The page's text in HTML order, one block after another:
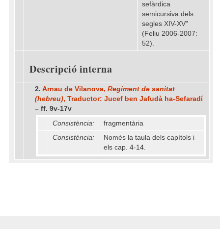
sefàrdica
semicursiva dels
segles XIV-XV"
(Feliu 2006-2007:
52).
Descripció interna
2. Arnau de Vilanova, Regiment de sanitat
(hebreu), Traductor: Jucef ben Jafudà ha-Sefaradí
– ff. 9v-17v
Consistència:
fragmentària
Consistència:
Només la taula dels capítols i
els cap. 4-14.